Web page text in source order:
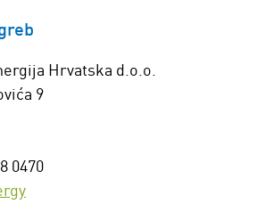
Hrvatska d.o.o.
9
0470